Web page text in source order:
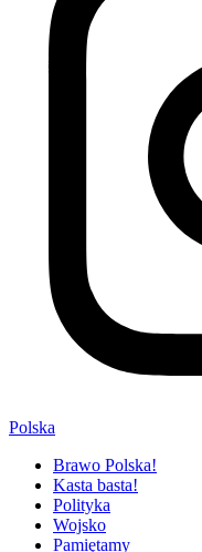
Polska
Brawo Polska!
Kasta basta!
Polityka
Wojsko
Pamiętamy